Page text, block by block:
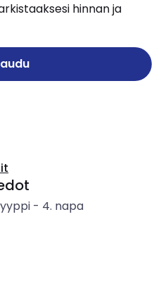
hinnan ja
- 4. napa